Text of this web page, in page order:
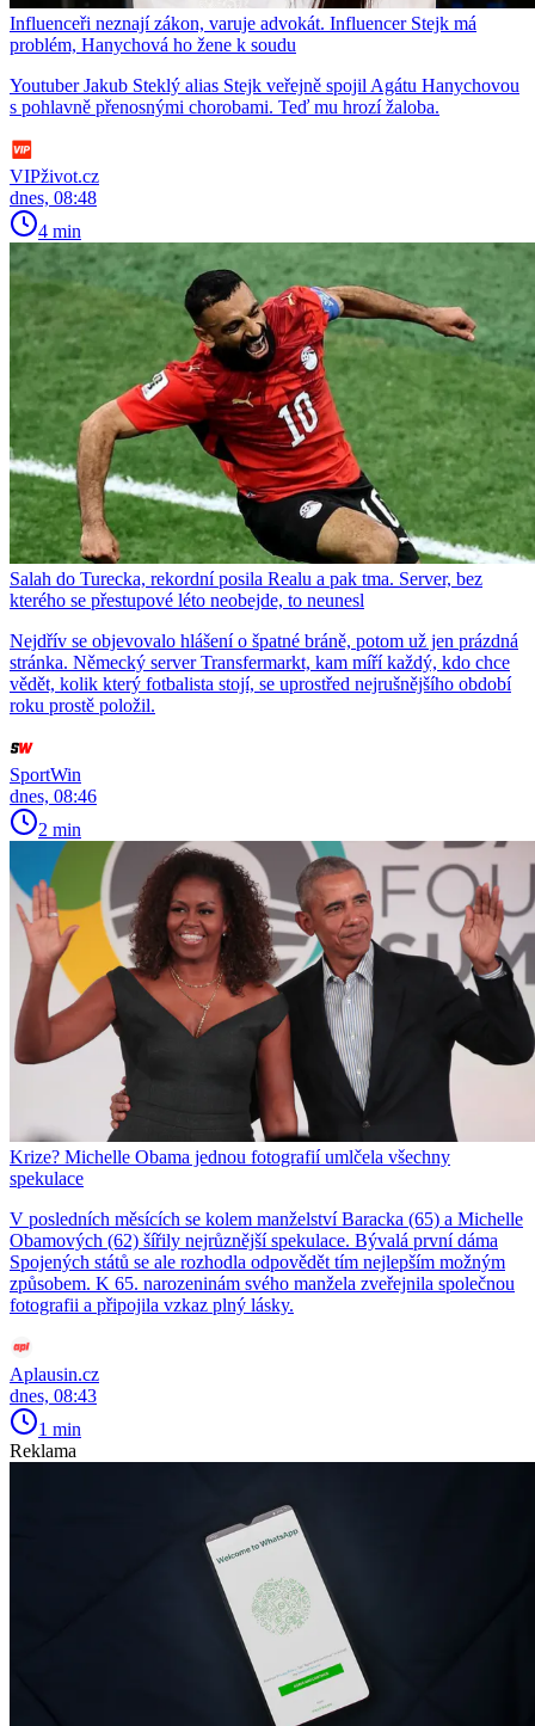
Influenceři neznají zákon, varuje advokát. Influencer Stejk má
problém, Hanychová ho žene k soudu
Youtuber Jakub Steklý alias Stejk veřejně spojil Agátu Hanychovou
s pohlavně přenosnými chorobami. Teď mu hrozí žaloba.
VIPživot.cz
dnes, 08:48
4 min
Salah do Turecka, rekordní posila Realu a pak tma. Server, bez
kterého se přestupové léto neobejde, to neunesl
Nejdřív se objevovalo hlášení o špatné bráně, potom už jen prázdná
stránka. Německý server Transfermarkt, kam míří každý, kdo chce
vědět, kolik který fotbalista stojí, se uprostřed nejrušnějšího období
roku prostě položil.
SportWin
dnes, 08:46
2 min
Krize? Michelle Obama jednou fotografií umlčela všechny
spekulace
V posledních měsících se kolem manželství Baracka (65) a Michelle
Obamových (62) šířily nejrůznější spekulace. Bývalá první dáma
Spojených států se ale rozhodla odpovědět tím nejlepším možným
způsobem. K 65. narozeninám svého manžela zveřejnila společnou
fotografii a připojila vzkaz plný lásky.
Aplausin.cz
dnes, 08:43
1 min
Reklama